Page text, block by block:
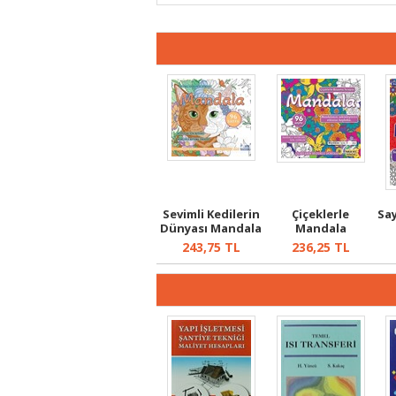
Sevimli Kedilerin
Dünyası Mandala
243,75 TL
Çiçeklerle
Mandala
236,25 TL